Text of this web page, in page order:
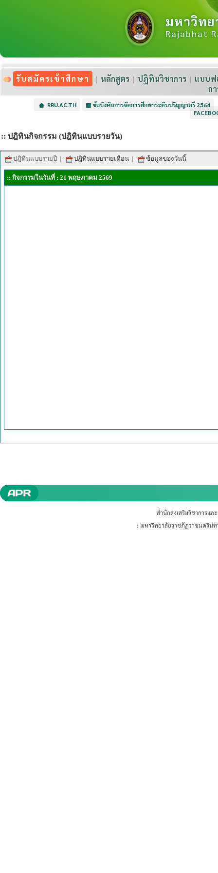
มหาวิท
Rajabhat
รับสมัครเข้าศึกษา หลักสูตร ปฏิทินวิชาการ
แบบฟ
ก
RRU.AC.TH ▦ ข้อบังคับการจัดการศึกษาระดับปริญญาตรี 2564
:: ปฎิทินกิจกรรม (ปฎิทินแบบรายวัน)
ปฎิทินแบบรายปี | ปฎิทินแบบรายเดือน | ข้อมูลของวันนี้
:: กิจกรรมในวันที่ : 21 พฤษภาคม 2569
สำนักส่งเสริมวิชาการแ
:: มหาวิทยาลัยราชภัฏราชนคริน